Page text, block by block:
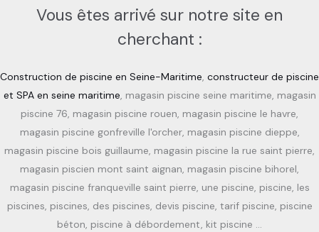
Vous êtes arrivé sur notre site en
cherchant :
Construction de piscine en Seine-Maritime, constructeur de piscine
et SPA en seine maritime, magasin piscine seine maritime, magasin
piscine 76, magasin piscine rouen, magasin piscine le havre,
magasin piscine gonfreville l'orcher, magasin piscine dieppe,
magasin piscine bois guillaume, magasin piscine la rue saint pierre,
magasin piscien mont saint aignan, magasin piscine bihorel,
magasin piscine franqueville saint pierre, une piscine, piscine, les
piscines, piscines, des piscines, devis piscine, tarif piscine, piscine
béton, piscine à débordement, kit piscine …